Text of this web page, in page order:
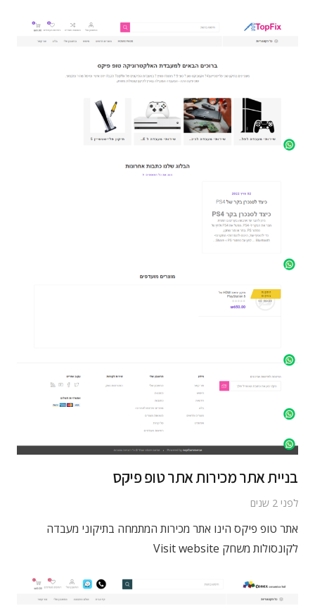
בניית אתר מכירות אתר טופ פיקס
לפני 2 שנים
אתר טופ פיקס הינו אתר מכירות המתמחה בתיקוני מעבדה
לקונסולות משחק Visit website